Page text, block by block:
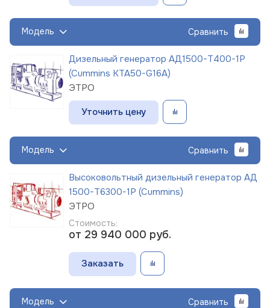
Модель Сравнить
Дизельный генератор АД1500-Т400-1Р
(Cummins KTA50-G16A)
ЭТРО
Уточнить цену
Модель Сравнить
Высоковольтный дизельный генератор АД
1500-Т6300-1Р (Cummins)
ЭТРО
Стоимость:
от 29 940 000 руб.
Заказать
Модель Сравнить